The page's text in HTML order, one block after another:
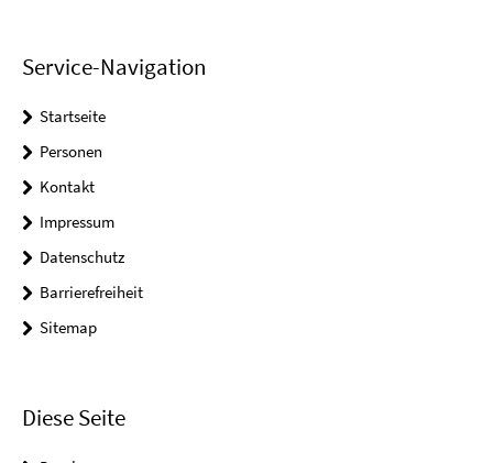
Service-Navigation
Startseite
Personen
Kontakt
Impressum
Datenschutz
Barrierefreiheit
Sitemap
Diese Seite